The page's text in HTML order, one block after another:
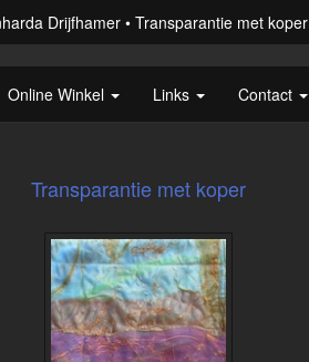
Drijfhamer Transparantie met koper
Online Winkel Links Contact
Transparantie met koper